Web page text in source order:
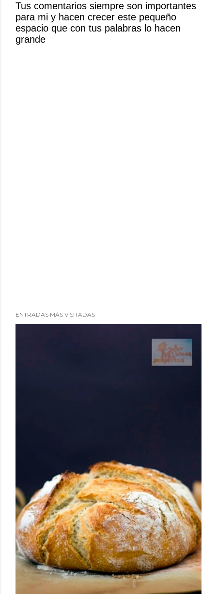
u
n
c
o
Tus comentarios siempre son importantes
para mi y hacen crecer este pequeño
espacio que con tus palabras lo hacen
grande
ENTRADAS MÁS VISITADAS